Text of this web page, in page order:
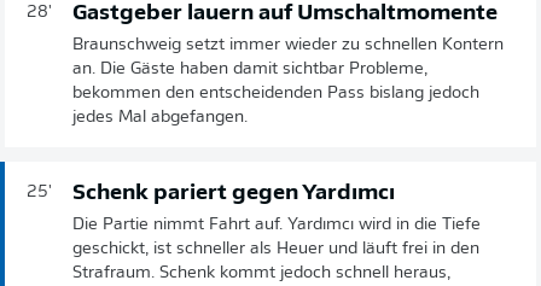
28' Gastgeber lauern auf Umschaltmomente
Braunschweig setzt immer wieder zu schnellen Kontern
an. Die Gäste haben damit sichtbar Probleme,
bekommen den entscheidenden Pass bislang jedoch
jedes Mal abgefangen.
25' Schenk pariert gegen Yardımcı
Die Partie nimmt Fahrt auf. Yardımcı wird in die Tiefe
geschickt, ist schneller als Heuer und läuft frei in den
Strafraum. Schenk kommt jedoch schnell heraus,